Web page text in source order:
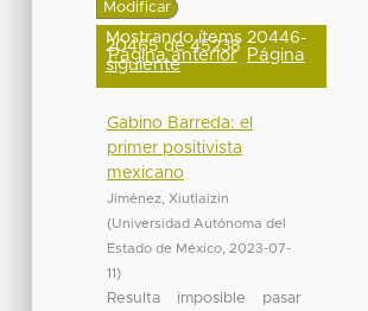
Mostrando ítems 20446-
20465 de 45238
Página anterior Página
siguiente
Gabino Barreda: el
primer positivista
mexicano
Jiménez, Xiutlaizin
(Universidad Autónoma del
Estado de México, 2023-07-
11)
Resulta imposible pasar